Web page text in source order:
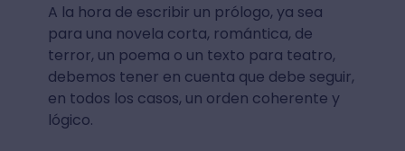
A la hora de escribir un prólogo, ya sea
para una novela corta, romántica, de
terror, un poema o un texto para teatro,
debemos tener en cuenta que debe seguir,
en todos los casos, un orden coherente y
lógico.